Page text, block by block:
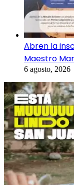
Abren la
Maestro
6 agosto, 2026